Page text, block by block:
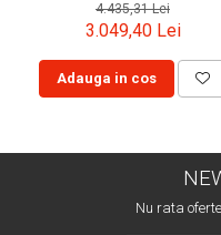
4.435,31 Lei
3.049,40 Lei
Adauga in cos
Nu rata